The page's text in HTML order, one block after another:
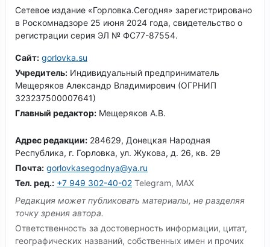
Сетевое издание «Горловка.Сегодня» зарегистрировано
в Роскомнадзоре 25 июня 2024 года, свидетельство о
регистрации серия ЭЛ № ФС77-87554.
Сайт: gorlovka.su
Учредитель: Индивидуальный предприниматель
Мещеряков Александр Владимирович (ОГРНИП
323237500007641)
Главный редактор: Мещеряков А.В.
Адрес редакции: 284629, Донецкая Народная
Республика, г. Горловка, ул. Жукова, д. 26, кв. 29
Почта: gorlovkasegodnya@ya.ru
Тел. ред.: +7 949 302-40-02 Telegram, MAX
Редакция может публиковать материалы, не разделяя
точку зрения автора.
Ответственность за достоверность информации, цитат,
географических названий, собственных имен и прочих